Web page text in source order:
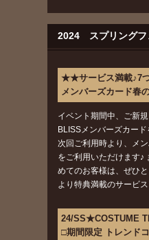
2024 スプリングフ
★★サービス満載♪7
メンバーズカード春
イベント期間中、ご新
BLISSメンバーズカード
次回ご利用時より、メ
をご利用いただけます♪
めてのお客様は、ぜひ
より特典満載のサービ
24/SS★COSTUME
□期間限定 トレンド